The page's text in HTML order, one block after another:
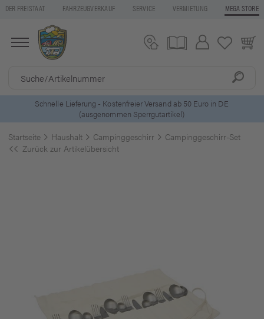
DER FREISTAAT FAHRZEUGVERKAUF SERVICE VERMIETUNG MEGA STORE
5 Euro Gutschein* beiNewsletter-Anmeldung
Startseite Haushalt Campinggeschirr
Campinggeschirr-Set
Zurück zur Artikelübersicht